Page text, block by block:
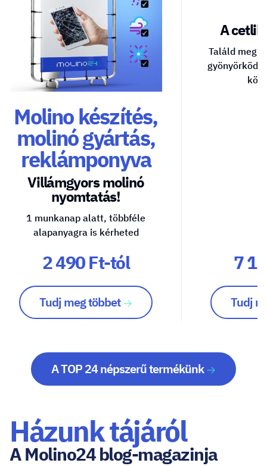
Molino készítés,
molinó gyártás,
reklámponyva
Villámgyors molinó
nyomtatás!
1 munkanap alatt, többféle
alapanyagra is kérheted
2 490 Ft-tól
Tudj meg többet
A
Találd meg
7
Tudj
A TOP 24 népszerű termékünk
Házunk tájáról
A Molino24 blog-magazinja